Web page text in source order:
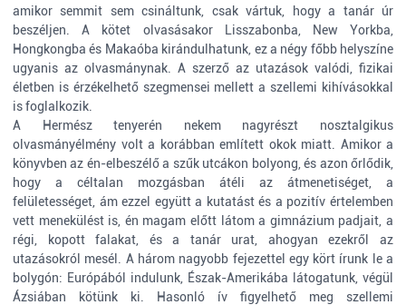
amikor semmit sem csináltunk, csak vártuk, hogy a tanár úr
beszéljen. A kötet olvasásakor Lisszabonba, New Yorkba,
Hongkongba és Makaóba kirándulhatunk, ez a négy főbb helyszíne
ugyanis az olvasmánynak. A szerző az utazások valódi, fizikai
életben is érzékelhető szegmensei mellett a szellemi kihívásokkal
is foglalkozik.
A Hermész tenyerén nekem nagyrészt nosztalgikus
olvasmányélmény volt a korábban említett okok miatt. Amikor a
könyvben az én-elbeszélő a szűk utcákon bolyong, és azon őrlődik,
hogy a céltalan mozgásban átéli az átmenetiséget, a
felületességet, ám ezzel együtt a kutatást és a pozitív értelemben
vett menekülést is, én magam előtt látom a gimnázium padjait, a
régi, kopott falakat, és a tanár urat, ahogyan ezekről az
utazásokról mesél. A három nagyobb fejezettel egy kört írunk le a
bolygón: Európából indulunk, Észak-Amerikába látogatunk, végül
Ázsiában kötünk ki. Hasonló ív figyelhető meg szellemi